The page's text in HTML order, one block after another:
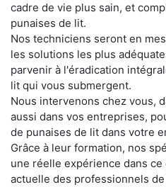
cadre de vie plus sain, et
punaises de lit.
Nos techniciens seront en
les solutions les plus
parvenir à l'éradication
lit qui vous submergent.
Nous intervenons chez vous,
aussi dans vos entreprises,
de punaises de lit dans votre
Grâce à leur formation, nos
une réelle expérience dans
actuelle des professionnels